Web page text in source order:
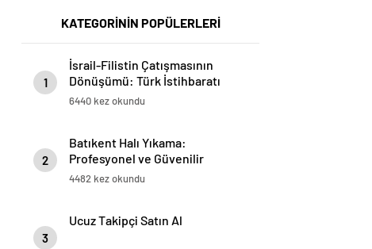
KATEGORİNİN POPÜLERLERİ
1
İsrail-Filistin Çatışmasının
Dönüşümü: Türk İstihbaratı
Lebensraum Planını Nasıl
6440 kez okundu
2
Batıkent Halı Yıkama:
Profesyonel ve Güvenilir
Hizmetler
4482 kez okundu
3
Ucuz Takipçi Satın Al